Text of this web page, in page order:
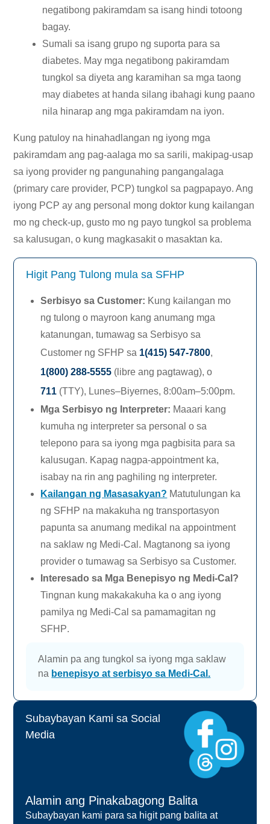
negatibong pakiramdam sa isang hindi totoong
bagay.
Sumali sa isang grupo ng suporta para sa
diabetes. May mga negatibong pakiramdam
tungkol sa diyeta ang karamihan sa mga taong
may diabetes at handa silang ibahagi kung paano
nila hinarap ang mga pakiramdam na iyon.
Kung patuloy na hinahadlangan ng iyong mga
pakiramdam ang pag-aalaga mo sa sarili, makipag-usap
sa iyong provider ng pangunahing pangangalaga
(primary care provider, PCP) tungkol sa pagpapayo. Ang
iyong PCP ay ang personal mong doktor kung kailangan
mo ng check-up, gusto mo ng payo tungkol sa problema
sa kalusugan, o kung magkasakit o masaktan ka.
Higit Pang Tulong mula sa SFHP
Serbisyo sa Customer: Kung kailangan mo
ng tulong o mayroon kang anumang mga
katanungan, tumawag sa Serbisyo sa
Customer ng SFHP sa 1(415) 547-7800,
1(800) 288-5555 (libre ang pagtawag), o
711 (TTY), Lunes–Biyernes, 8:00am–5:00pm.
Mga Serbisyo ng Interpreter: Maaari kang
kumuha ng interpreter sa personal o sa
telepono para sa iyong mga pagbisita para sa
kalusugan. Kapag nagpa-appointment ka,
isabay na rin ang paghiling ng interpreter.
Kailangan ng Masasakyan? Matutulungan ka
ng SFHP na makakuha ng transportasyon
papunta sa anumang medikal na appointment
na saklaw ng Medi-Cal. Magtanong sa iyong
provider o tumawag sa Serbisyo sa Customer.
Interesado sa Mga Benepisyo ng Medi-Cal?
Tingnan kung makakakuha ka o ang iyong
pamilya ng Medi-Cal sa pamamagitan ng
SFHP.
Alamin pa ang tungkol sa iyong mga saklaw
na benepisyo at serbisyo sa Medi-Cal.
Subaybayan Kami sa Social
Media
Alamin ang Pinakabagong Balita
Subaybayan kami para sa higit pang balita at